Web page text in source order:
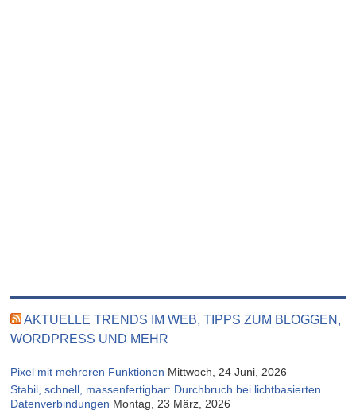
AKTUELLE TRENDS IM WEB, TIPPS ZUM BLOGGEN,
WORDPRESS UND MEHR
Pixel mit mehreren Funktionen Mittwoch, 24 Juni, 2026
Stabil, schnell, massenfertigbar: Durchbruch bei lichtbasierten
Datenverbindungen Montag, 23 März, 2026